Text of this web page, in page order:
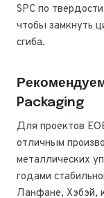
SPC по
чтобы замкнуть
сгиба.
Packaging
Для проектов
отличным
металлических
годами
Ланфане, Хэбэй,